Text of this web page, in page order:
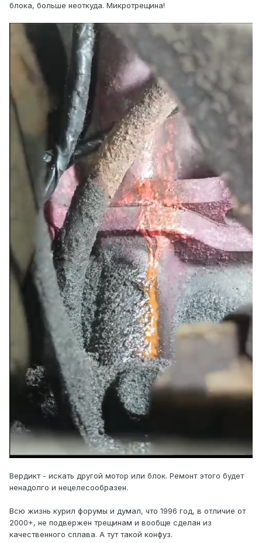
блока, больше неоткуда. Микротрещина!
Вердикт - искать другой мотор или блок. Ремонт этого будет
ненадолго и нецелесообразен.
Всю жизнь курил форумы и думал, что 1996 год, в отличие от
2000+, не подвержен трещинам и вообще сделан из
качественного сплава. А тут такой конфуз.